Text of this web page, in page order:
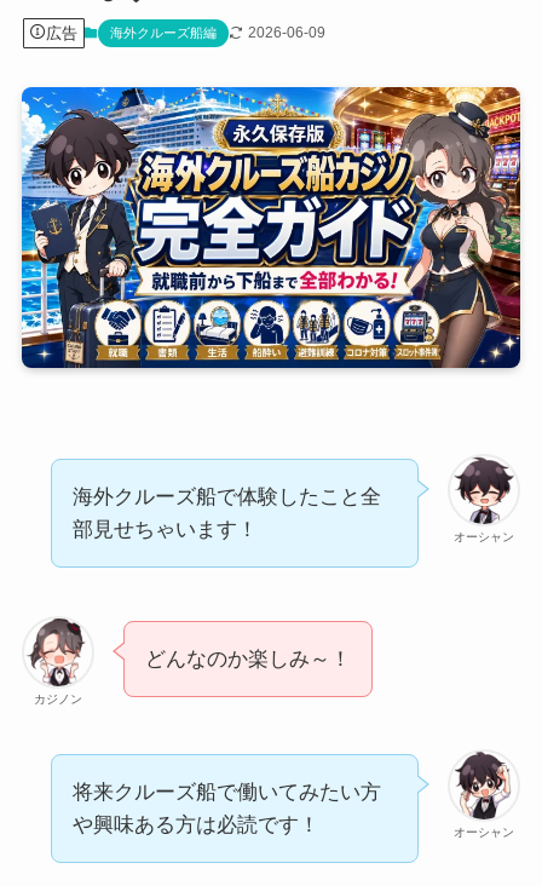
広告 海外クルーズ船編 2026-06-09
オーシャン
海外クルーズ船で体験したこと全
部見せちゃいます！
カジノン
どんなのか楽しみ～！
オーシャン
将来クルーズ船で働いてみたい方
や興味ある方は必読です！